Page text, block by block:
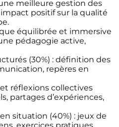
meilleure gestion des
positif sur la qualité
équilibrée et immersive
pédagogie active,
(30%) : définition des
repères en
réflexions collectives
partages d’expériences,
situation (40%) : jeux de
exercices pratiques,